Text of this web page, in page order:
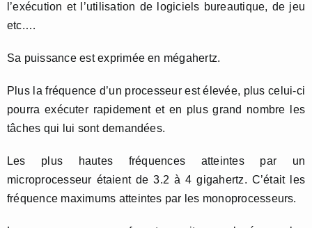
l’exécution et l’utilisation de logiciels bureautique, de jeu
etc.…
Sa puissance est exprimée en mégahertz.
Plus la fréquence d’un processeur est élevée, plus celui-ci
pourra exécuter rapidement et en plus grand nombre les
tâches qui lui sont demandées.
Les plus hautes fréquences atteintes par un
microprocesseur étaient de 3.2 à 4 gigahertz. C’était les
fréquence maximums atteintes par les monoprocesseurs.